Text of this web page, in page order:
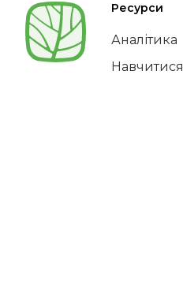
Ресурси
Аналітика
Навчитися